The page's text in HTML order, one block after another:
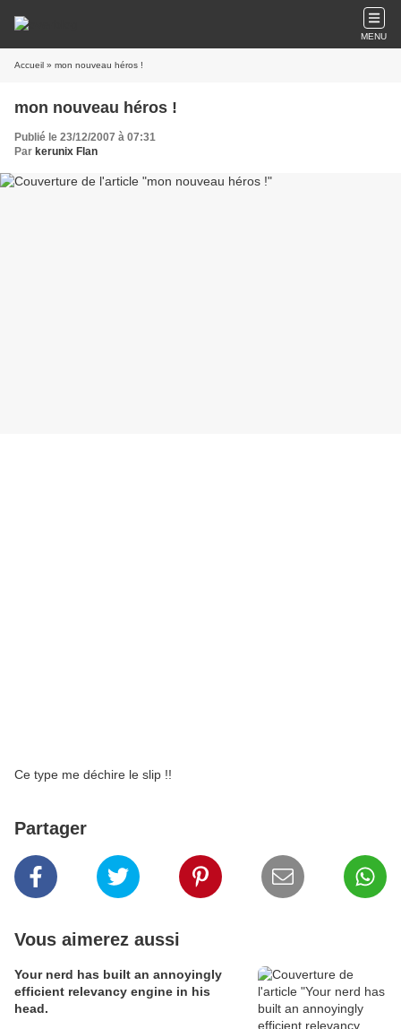
MENU
Accueil » mon nouveau héros !
mon nouveau héros !
Publié le 23/12/2007 à 07:31
Par kerunix Flan
Ce type me déchire le slip !!
Partager
Vous aimerez aussi
Your nerd has built an annoyingly
efficient relevancy engine in his
head.